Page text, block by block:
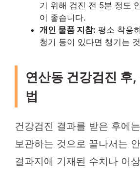
기 위해 검진 전 5분 정도
이 좋습니다.
개인 물품 지참: 평소 착용
청기 등이 있다면 챙기는
연산동 건강검진 후,
법
건강검진 결과를 받은 후에
보관하는 것으로 끝나서는
결과지에 기재된 수치나 이